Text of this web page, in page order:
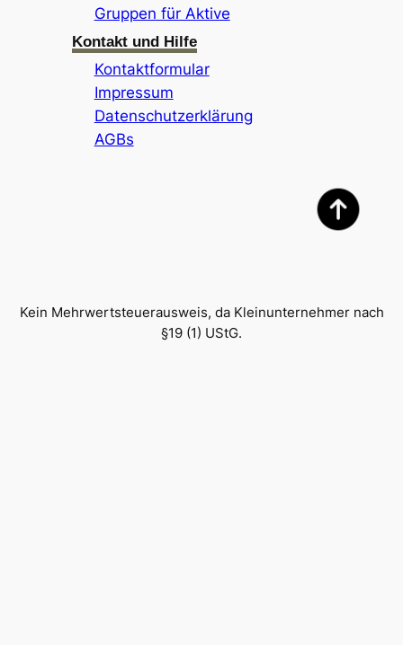
Gruppen für Aktive
Kontakt und Hilfe
Kontaktformular
Impressum
Datenschutzerklärung
AGBs
Kein Mehrwertsteuerausweis, da Kleinunternehmer nach
§19 (1) UStG.